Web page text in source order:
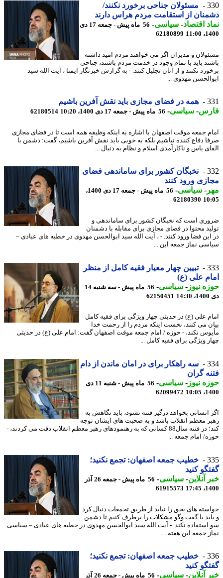
مسئولان جناحی برخورد نکنند/
از استقامت مردم هراس دارند
اقتصاد-سیاسی-
56 ماه پیش - جمعه 17 دی
62180899
و مدیران اگر می خواهند مردم امید داشته
باید با تمام وجود در خدمت مردم باشند، جناحی
نکنند و از آنان تجلیل کنند. - به گزارش خبرنگار ایمنا ، آیت الله سید
مهدوی ...
همه در فضای مجازی باید نقش آفرین باشیم
-سیاسی-56 ماه پیش - جمعه 17 دی 1400، 10:20 62180514
جمعه موقت اصفهان با اشاره به اینکه وظیفه همه است تا در فضای مجازی
دفاع کننده نباشیم بلکه به خوبی باید نقش آفرین باشیم، گفت: دشمن با
یاس و ناکارآمدی اسلام و نظام به دنبال ...
نخبگان کشور برای ساماندهی فضای
ورود کنند
-سیاسی-
56 ماه پیش - جمعه 17 دی 1400،
62180390
است که نخبگان کشور برای ساماندهی و
محتوا در فضای مجازی برای مقابله با دشمنان
فضا ورود کنند. - ، آیت الله سید ابوالحسن مهدوی در خطبه های عبادی –
نماز جمعه این ...
تبیین چهار معیار فقیه کامل از منظر
علی (ع)
نیوز-سیاسی-
56 ماه پیش - سه شنبه 14
62150451
علی (ع) در حدیثی چهار ویژگی برای فقیه کامل
می کنند، نخست اینکه مردم را از رحمت خدا
نکند، - حوزه / امام جمعه موقت اصفهان گفت: امام علی (ع) در حدیثی
ویژگی برای فقیه کامل ...
سه راهکار برای در امان ماندن از دام
گران
نیوز-سیاسی-
56 ماه پیش - شنبه 11 دی
62099472
انسانی بخواهد درگیر فتنه نشود، باید نگاهش به
معظم انقلاب باشد و به صحبت های ایشان توجه
کند؛ در فتنه سال88 کسانی که به رهنمودهای رهبر معظم انقلاب دقت می کردند، -
امام جمعه ...
خطیب جمعه اصفهان: تجمع نکنید؛
کنید
آنلاین-سیاسی-
56 ماه پیش - جمعه 26 آذر
61915573
های بحق را نباید از طریق تجمعات دنبال کرد
با گفت وگو مشکلات را برطرف کنیم تا دشمن
نکند. - آیت الله سید ابوالحسن مهدوی در خطبه های عبادی – سیاسی
جمعه این هفته ...
خطیب جمعه اصفهان: تجمع نکنید؛
کنید
آنلاین-سیاسی- 56 ماه پیش - جمعه 26 آذر